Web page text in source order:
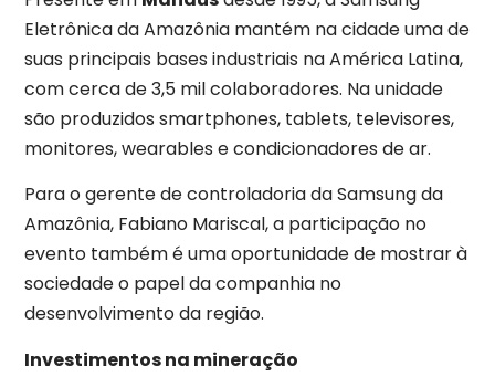
Eletrônica da Amazônia mantém na cidade uma de
suas principais bases industriais na América Latina,
com cerca de 3,5 mil colaboradores. Na unidade
são produzidos smartphones, tablets, televisores,
monitores, wearables e condicionadores de ar.
Para o gerente de controladoria da Samsung da
Amazônia, Fabiano Mariscal, a participação no
evento também é uma oportunidade de mostrar à
sociedade o papel da companhia no
desenvolvimento da região.
Investimentos na mineração